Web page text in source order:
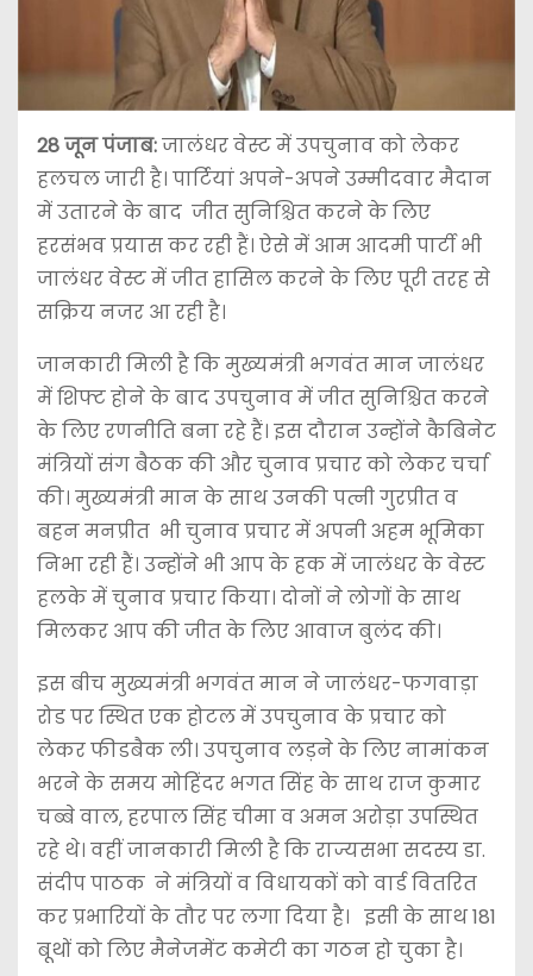
28 जूनपंजाब:जालंधर वेस्ट में उपचुनाव को लेकर
हलचल जारी है। पार्टियां अपने-अपने उम्मीदवार मैदान
में उतारने के बाद जीत सुनिश्चित करने के लिए
हरसंभव प्रयास कर रही हैं। ऐसे में आम आदमी पार्टी भी
जालंधर वेस्ट में जीत हासिल करने के लिए पूरी तरह से
सक्रिय नजर आ रही है।
जानकारी मिली है कि मुख्यमंत्री भगवंत मान जालंधर
में शिफ्ट होने के बाद उपचुनाव में जीत सुनिश्चित करने
के लिए रणनीति बना रहे हैं। इस दौरान उन्होंने कैबिनेट
मंत्रियों संग बैठक की और चुनाव प्रचार को लेकर चर्चा
की। मुख्यमंत्री मान के साथ उनकी पत्नी गुरप्रीत व
बहन मनप्रीत भी चुनाव प्रचार में अपनी अहम भूमिका
निभा रही हैं। उन्होंने भी आप के हक में जालंधर के वेस्ट
हलके में चुनाव प्रचार किया। दोनों ने लोगों के साथ
मिलकर आप की जीत के लिए आवाज बुलंद की।
इस बीच मुख्यमंत्री भगवंत मान ने जालंधर-फगवाड़ा
रोड पर स्थित एक होटल में उपचुनाव के प्रचार को
लेकर फीडबैक ली। उपचुनाव लड़ने के लिए नामांकन
भरने के समय मोहिंदर भगत सिंह के साथ राज कुमार
चब्बे वाल, हरपाल सिंह चीमा व अमन अरोड़ा उपस्थित
रहे थे। वहीं जानकारी मिली है कि राज्यसभा सदस्य डा.
संदीप पाठक ने मंत्रियों व विधायकों को वार्ड वितरित
कर प्रभारियों के तौर पर लगा दिया है। इसी के साथ 181
बूथों को लिए मैनेजमेंट कमेटी का गठन हो चुका है।